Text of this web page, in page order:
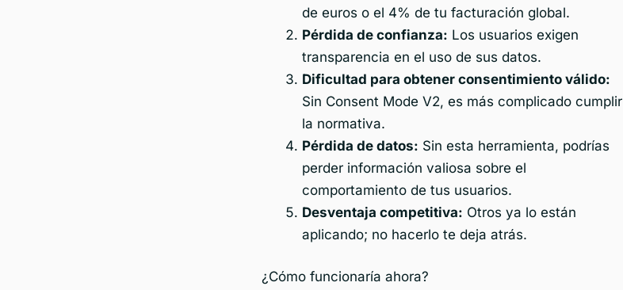
de euros o el 4% de tu facturación global.
Pérdida de confianza: Los usuarios exigen
transparencia en el uso de sus datos.
Dificultad para obtener consentimiento válido:
Sin Consent Mode V2, es más complicado cumplir
la normativa.
Pérdida de datos: Sin esta herramienta, podrías
perder información valiosa sobre el
comportamiento de tus usuarios.
Desventaja competitiva: Otros ya lo están
aplicando; no hacerlo te deja atrás.
¿Cómo funcionaría ahora?